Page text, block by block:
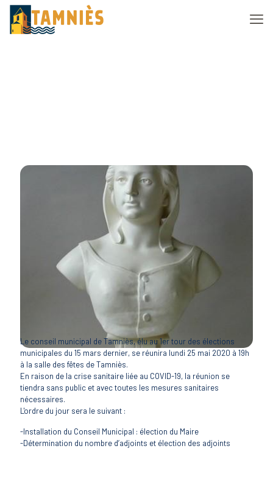
Le conseil municipal de Tamniès, élu au 1er tour des élections
municipales du 15 mars dernier, se réunira lundi 25 mai 2020 à 19h
à la salle des fêtes de Tamniès.
En raison de la crise sanitaire liée au COVID-19, la réunion se
tiendra sans public et avec toutes les mesures sanitaires
nécessaires.
L'ordre du jour sera le suivant :
-Installation du Conseil Municipal : élection du Maire
-Détermination du nombre d’adjoints et élection des adjoints